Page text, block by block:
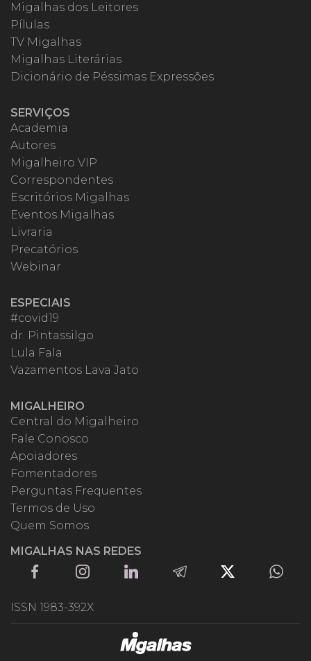
Migalhas dos Leitores
Pílulas
TV Migalhas
Migalhas Literárias
Dicionário de Péssimas Expressões
SERVIÇOS
Academia
Autores
Migalheiro VIP
Correspondentes
Escritórios Migalhas
Eventos Migalhas
Livraria
Precatórios
Webinar
ESPECIAIS
#covid19
dr. Pintassilgo
Lula Fala
Vazamentos Lava Jato
MIGALHEIRO
Central do Migalheiro
Fale Conosco
Apoiadores
Fomentadores
Perguntas Frequentes
Termos de Uso
Quem Somos
MIGALHAS NAS REDES
ISSN 1983-392X